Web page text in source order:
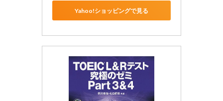
Yahoo!ショッピングで見る